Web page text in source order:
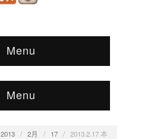
Menu
Menu
2013 / 2月 / 17 /
2013.2.17 本